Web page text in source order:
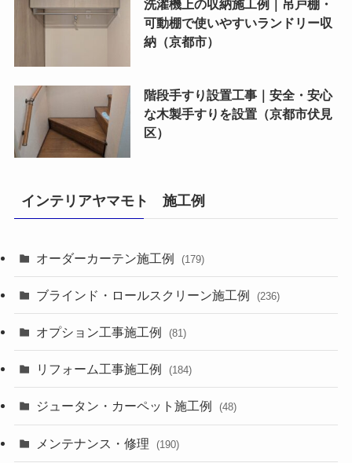
洗濯機上の収納施工例｜吊戸棚・
可動棚で使いやすいランドリー収
納（京都市）
階段手すり設置工事｜安全・安心
な木製手すりを設置（京都市伏見
区）
インテリアヤマモト 施工例
オーダーカーテン施工例 (179)
ブラインド・ロールスクリーン施工例 (236)
オプション工事施工例 (81)
リフォーム工事施工例 (184)
ジュータン・カーペット施工例 (48)
メンテナンス・修理 (190)